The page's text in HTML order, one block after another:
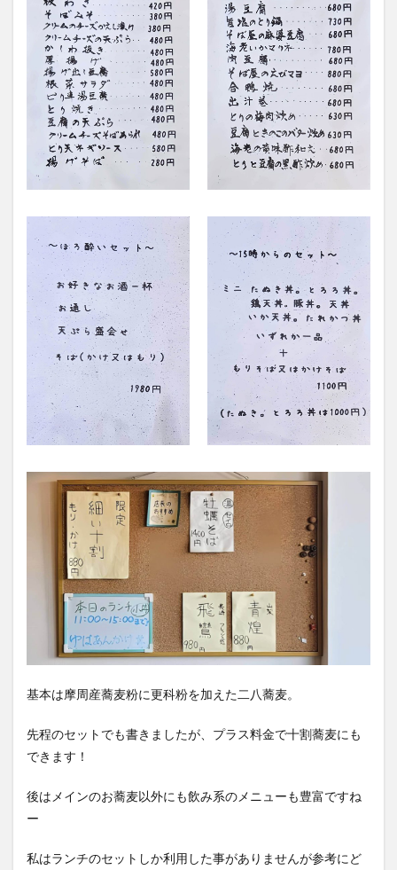
基本は摩周産蕎麦粉に更科粉を加えた二八蕎麦。
先程のセットでも書きましたが、プラス料金で十割蕎麦にも
できます！
後はメインのお蕎麦以外にも飲み系のメニューも豊富ですね
ー
私はランチのセットしか利用した事がありませんが参考にど